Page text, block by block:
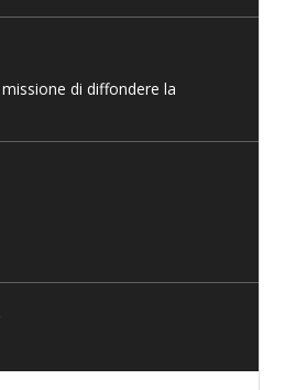
di diffondere la